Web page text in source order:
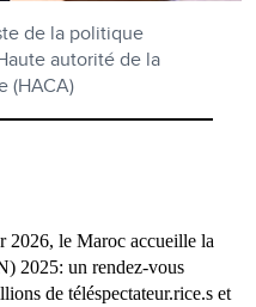
de la politique
autorité de la
(HACA)
2026, le Maroc accueille la
2025: un rendez-vous
de téléspectateur.rice.s et